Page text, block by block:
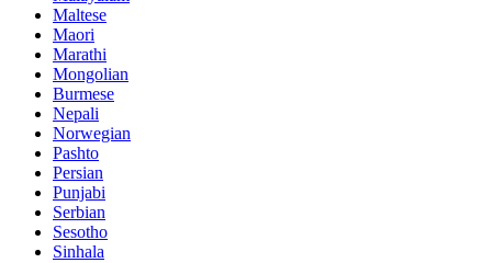
Maltese
Maori
Marathi
Mongolian
Burmese
Nepali
Norwegian
Pashto
Persian
Punjabi
Serbian
Sesotho
Sinhala